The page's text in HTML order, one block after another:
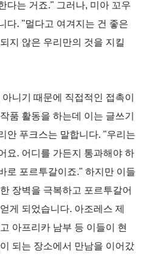
다는 거죠." 그러나, 미아 꼬우
다. "멀다고 여겨지는 건 좋은
지 않은 우리만의 것을 지킬
니기 때문에 직접적인 접촉이
품 활동을 하는데 이는 글쓰기
안 푸크스는 말합니다. "우리는
요. 어디를 가든지 통과해야 하
로 포르투갈이죠." 하지만 이들
장벽을 극복하고 포르투갈어
게 되었습니다. 아조레스 제
아프리카 남부 등 이들이 현
되는 장소에서 만남을 이어갔